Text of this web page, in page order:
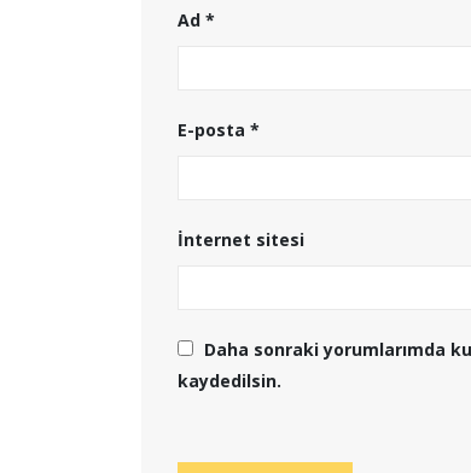
Ad *
E-posta *
İnternet sitesi
Daha sonraki yorumlarımda
kaydedilsin.